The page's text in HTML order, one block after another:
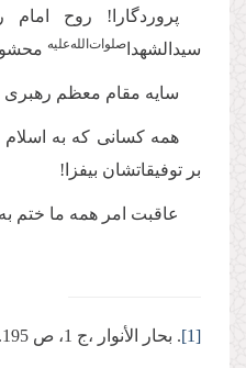
پروردگارا! روح
سیدالشهدا صلوات‌‌الله‌‌علیه
سایه مقام معظم رهبرى
همه كسانى كه به
بر توفیقاتشان بیفزا!
عاقبت امر همه ما ختم
[1]. بحار الأنوار ،ج 1، ص 195 .